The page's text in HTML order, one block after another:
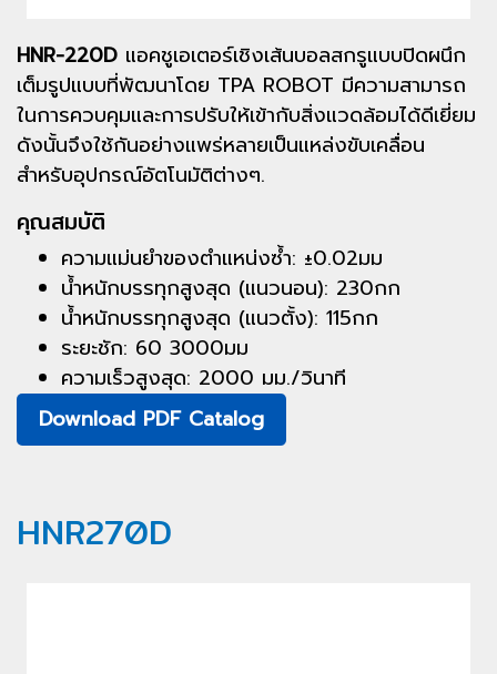
HNR-220D แอคชูเอเตอร์เชิงเส้นบอลสกรูแบบปิดผนึก
เต็มรูปแบบที่พัฒนาโดย TPA ROBOT มีความสามารถ
ในการควบคุมและการปรับให้เข้ากับสิ่งแวดล้อมได้ดีเยี่ยม
ดังนั้นจึงใช้กันอย่างแพร่หลายเป็นแหล่งขับเคลื่อน
สำหรับอุปกรณ์อัตโนมัติต่างๆ.
คุณสมบัติ
ความแม่นยำของตำแหน่งซ้ำ: ±0.02มม
น้ำหนักบรรทุกสูงสุด (แนวนอน): 230กก
น้ำหนักบรรทุกสูงสุด (แนวตั้ง): 115กก
ระยะชัก: 60 3000มม
ความเร็วสูงสุด: 2000 มม./วินาที
Download PDF Catalog
HNR270D